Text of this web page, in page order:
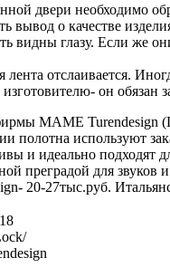
двери необходимо
вывод о качестве
глазу. Если же
отслаивается.
он обязан
MAME Turendesign
полотна используют
и идеально подходят
преградой для
20-27тыс.руб.